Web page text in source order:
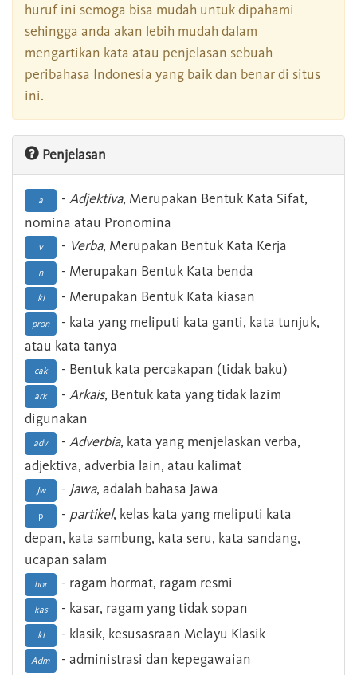
huruf ini semoga bisa mudah untuk dipahami
sehingga anda akan lebih mudah dalam
mengartikan kata atau penjelasan sebuah
peribahasa Indonesia yang baik dan benar di situs
ini.
Penjelasan
a - Adjektiva, Merupakan Bentuk Kata Sifat,
nomina atau Pronomina
v - Verba, Merupakan Bentuk Kata Kerja
n - Merupakan Bentuk Kata benda
ki - Merupakan Bentuk Kata kiasan
pron
- kata yang meliputi kata ganti, kata tunjuk,
atau kata tanya
cak - Bentuk kata percakapan (tidak baku)
ark - Arkais, Bentuk kata yang tidak lazim
digunakan
adv - Adverbia, kata yang menjelaskan verba,
adjektiva, adverbia lain, atau kalimat
Jw - Jawa, adalah bahasa Jawa
p - partikel, kelas kata yang meliputi kata
depan, kata sambung, kata seru, kata sandang,
ucapan salam
hor - ragam hormat, ragam resmi
kas - kasar, ragam yang tidak sopan
kl - klasik, kesusasraan Melayu Klasik
Adm - administrasi dan kepegawaian